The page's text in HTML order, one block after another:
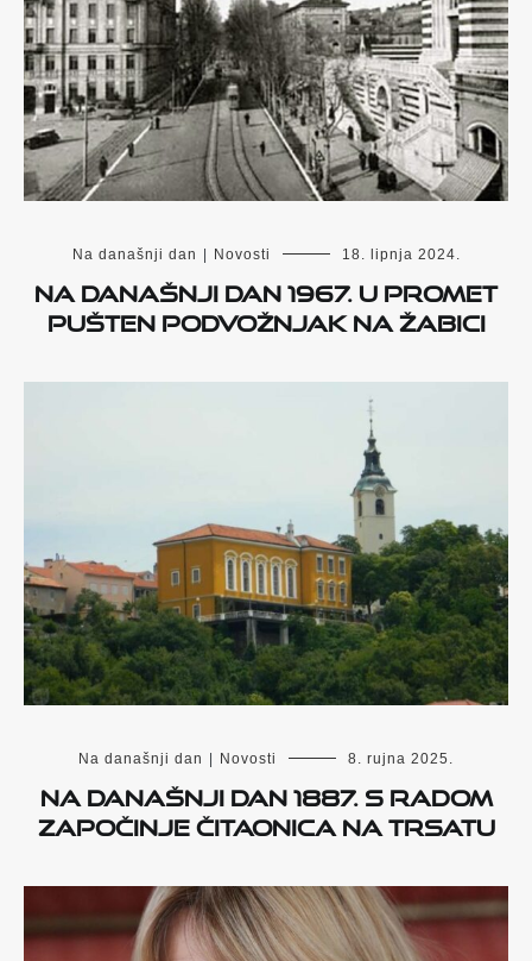
Na današnji dan Novosti 18. lipnja 2024.
Na današnji dan 1967. u promet
pušten podvožnjak na Žabici
Na današnji dan Novosti 8. rujna 2025.
Na današnji dan 1887. s radom
započinje čitaonica na Trsatu